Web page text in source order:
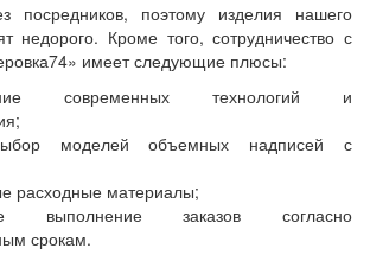
посредников, поэтому изделия нашего
недорого. Кроме того, сотрудничество с
имеет следующие плюсы:
современных технологий и
моделей объемных надписей с
расходные материалы;
выполнение заказов согласно
срокам.